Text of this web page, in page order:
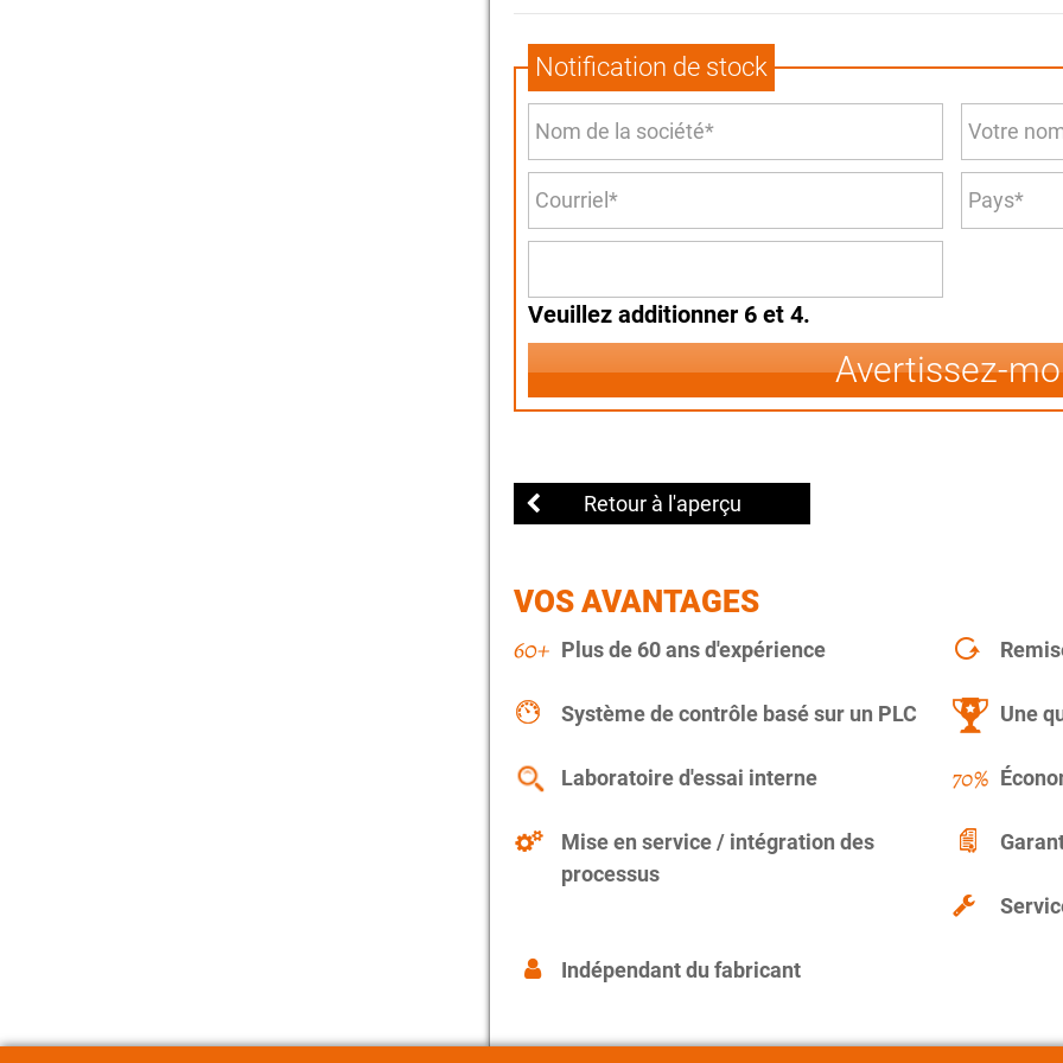
Notification de stock
Veuillez additionner 6 et 4.
Avertissez-
Retour à l'aperçu
VOS AVANTAGES
Plus de 60 ans d'expérience
Système de contrôle basé sur un PLC Une
Laboratoire d'essai interne
Mise en service / intégration des
processus
Indépendant du fabricant